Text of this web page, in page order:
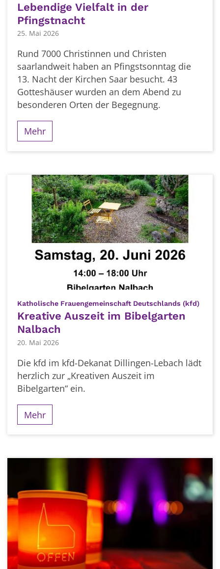
Lebendige Vielfalt in der
Pfingstnacht
25. Mai 2026
Rund 7000 Christinnen und Christen
saarlandweit haben an Pfingstsonntag die
13. Nacht der Kirchen Saar besucht. 43
Gotteshäuser wurden an dem Abend zu
besonderen Orten der Begegnung.
Mehr
Katholische Frauengemeinschaft Deutschlands (kfd):
Kreative Auszeit im Bibelgarten
Nalbach
20. Mai 2026
Die kfd im kfd-Dekanat Dillingen-Lebach lädt
herzlich zur „Kreativen Auszeit im
Bibelgarten“ ein.
Mehr